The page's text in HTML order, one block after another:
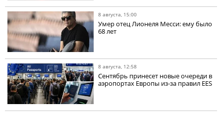
8 августа, 15:00
Умер отец Лионеля Месси: ему было
68 лет
8 августа, 12:58
Сентябрь принесет новые очереди в
аэропортах Европы из-за правил EES